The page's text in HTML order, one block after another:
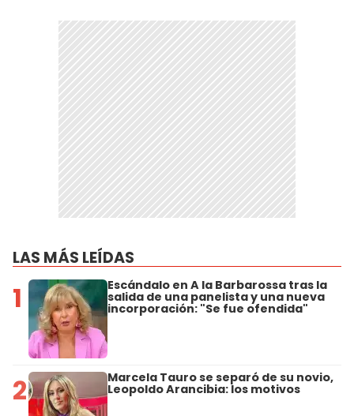
LAS MÁS LEÍDAS
1 Escándalo en A la Barbarossa tras la
salida de una panelista y una nueva
incorporación: "Se fue ofendida"
2 Marcela Tauro se separó de su novio,
Leopoldo Arancibia: los motivos